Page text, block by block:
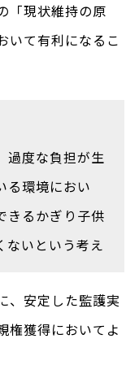
「現状維持の原
いて有利になるこ
過度な負担が生
る環境におい
きるかぎり子供
ないという考え
、安定した監護実
権獲得においてよ